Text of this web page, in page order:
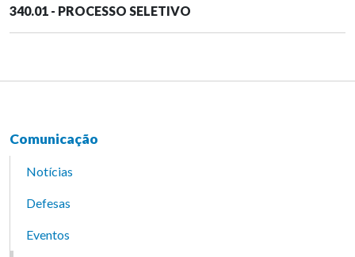
340.01 - PROCESSO SELETIVO
Comunicação
Notícias
Defesas
Eventos